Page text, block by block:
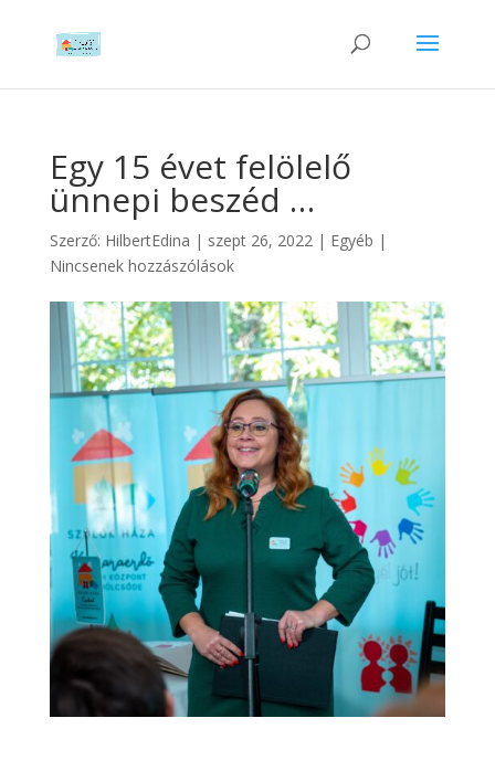
Egy 15 évet felölelő
ünnepi beszéd …
Szerző: HilbertEdina | szept 26, 2022| Egyéb |
Nincsenek hozzászólások